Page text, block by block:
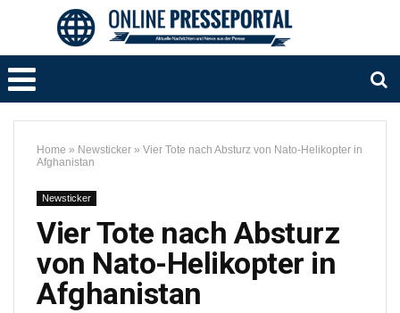
Home » Newsticker » Vier Tote nach Absturz von Nato-Helikopter in
Afghanistan
Newsticker
Vier Tote nach Absturz
von Nato-Helikopter in
Afghanistan